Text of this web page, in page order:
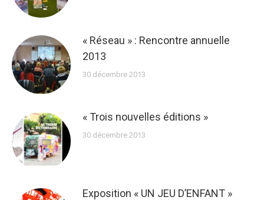
« Réseau » : Rencontre annuelle
2013
30 décembre 2013
« Trois nouvelles éditions »
30 décembre 2013
Exposition « UN JEU D’ENFANT »